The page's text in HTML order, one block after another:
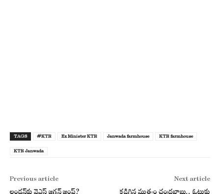
TAGS #KTR Ex Minister KTR Janwada farmhouse KTR farmhouse
KTR Janwada
Previous article Next article